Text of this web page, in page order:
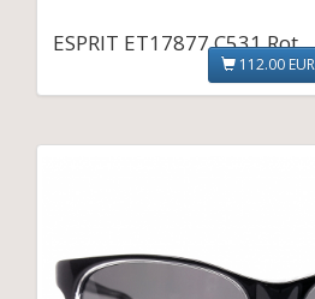
ESPRIT ET17877 C531 Rot
112.00